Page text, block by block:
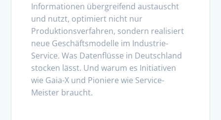
Informationen übergreifend austauscht
und nutzt, optimiert nicht nur
Produktionsverfahren, sondern realisiert
neue Geschäftsmodelle im Industrie-
Service. Was Datenflüsse in Deutschland
stocken lässt. Und warum es Initiativen
wie Gaia-X und Pioniere wie Service-
Meister braucht.